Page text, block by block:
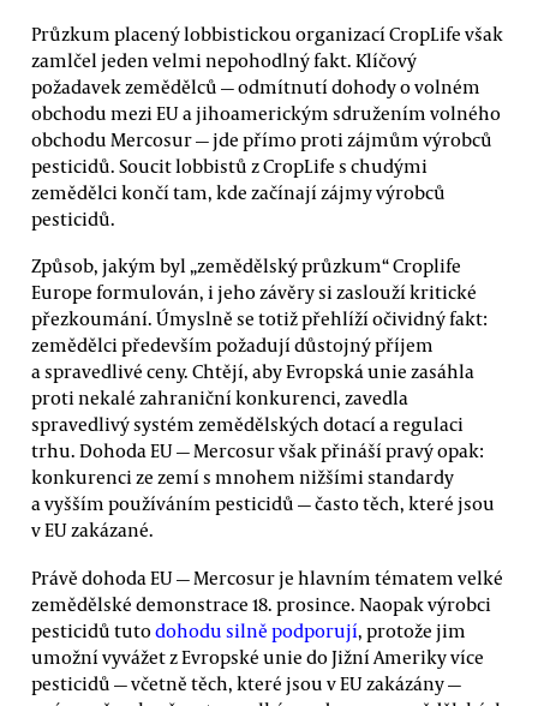
Průzkum placený lobbistickou organizací CropLife však
zamlčel jeden velmi nepohodlný fakt. Klíčový
požadavek zemědělců — odmítnutí dohody o volném
obchodu mezi EU a jihoamerickým sdružením volného
obchodu Mercosur — jde přímo proti zájmům výrobců
pesticidů. Soucit lobbistů z CropLife s chudými
zemědělci končí tam, kde začínají zájmy výrobců
pesticidů.
Způsob, jakým byl „zemědělský průzkum“ Croplife
Europe formulován, i jeho závěry si zaslouží kritické
přezkoumání. Úmyslně se totiž přehlíží očividný fakt:
zemědělci především požadují důstojný příjem
a spravedlivé ceny. Chtějí, aby Evropská unie zasáhla
proti nekalé zahraniční konkurenci, zavedla
spravedlivý systém zemědělských dotací a regulaci
trhu. Dohoda EU — Mercosur však přináší pravý opak:
konkurenci ze zemí s mnohem nižšími standardy
a vyšším používáním pesticidů — často těch, které jsou
v EU zakázané.
Právě dohoda EU — Mercosur je hlavním tématem velké
zemědělské demonstrace 18. prosince. Naopak výrobci
pesticidů tutodohodu silně podporují, protože jim
umožní vyvážet z Evropské unie do Jižní Ameriky více
pesticidů — včetně těch, které jsou v EU zakázány —